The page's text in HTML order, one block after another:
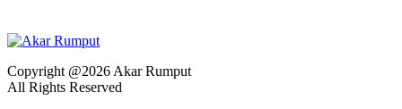
Copyright @2026 Akar Rumput
All Rights Reserved